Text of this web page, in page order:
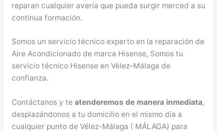
reparan cualquier avería que pueda surgir merced a su
contínua formación.
Somos un servicio técnico experto en la reparación de
Aire Acondicionado de marca Hisense, Somos tu
servicio técnico Hisense en Vélez-Málaga de
confianza.
Contáctanos y te atenderemos de manera inmediata,
desplazándonos a tu domicilio en el mismo día a
cualquier punto de Vélez-Málaga ( MÁLAGA) para